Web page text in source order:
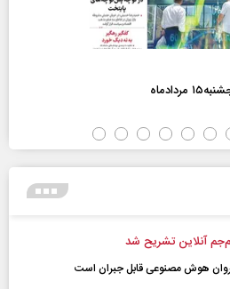
آنلاین تشریح شد
هوش مصنوعی قابل جبران است